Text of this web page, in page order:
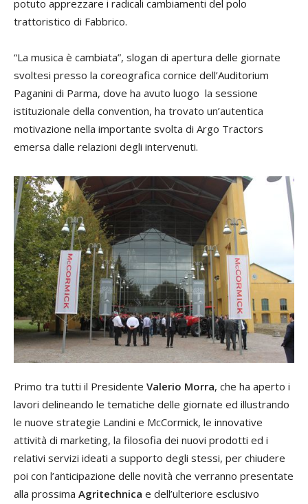
potuto apprezzare i radicali cambiamenti del polo
trattoristico di Fabbrico.
“La musica è cambiata”, slogan di apertura delle giornate
svoltesi presso la coreografica cornice dell’Auditorium
Paganini di Parma, dove ha avuto luogo la sessione
istituzionale della convention, ha trovato un’autentica
motivazione nella importante svolta di Argo Tractors
emersa dalle relazioni degli intervenuti.
Primo tra tutti il Presidente Valerio Morra, che ha aperto i
lavori delineando le tematiche delle giornate ed illustrando
le nuove strategie Landini e McCormick, le innovative
attività di marketing, la filosofia dei nuovi prodotti ed i
relativi servizi ideati a supporto degli stessi, per chiudere
poi con l’anticipazione delle novità che verranno presentate
alla prossima Agritechnica e dell’ulteriore esclusivo